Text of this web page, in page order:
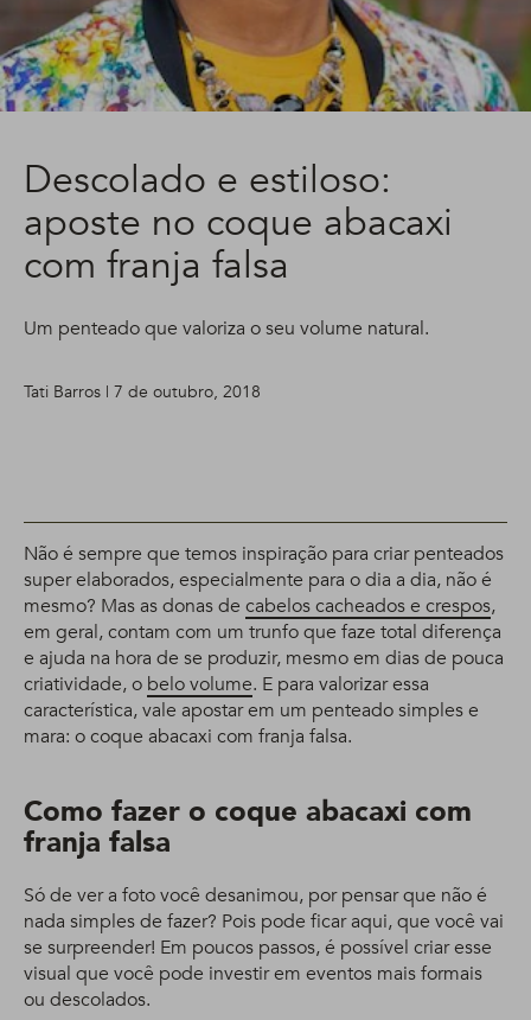
Descolado e estiloso:
aposte no coque abacaxi
com franja falsa
Um penteado que valoriza o seu volume natural.
Tati Barros | 7 de outubro, 2018
Não é sempre que temos inspiração para criar penteados
super elaborados, especialmente para o dia a dia, não é
mesmo? Mas as donas de cabelos cacheados e crespos,
em geral, contam com um trunfo que faze total diferença
e ajuda na hora de se produzir, mesmo em dias de pouca
criatividade, o belo volume. E para valorizar essa
característica, vale apostar em um penteado simples e
mara: o coque abacaxi com franja falsa.
Como fazer o coque abacaxi com
franja falsa
Só de ver a foto você desanimou, por pensar que não é
nada simples de fazer? Pois pode ficar aqui, que você vai
se surpreender! Em poucos passos, é possível criar esse
visual que você pode investir em eventos mais formais
ou descolados.